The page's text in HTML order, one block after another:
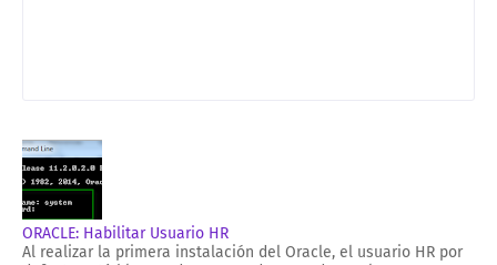
ORACLE: Habilitar Usuario HR
Al realizar la primera instalación del Oracle, el usuario HR por